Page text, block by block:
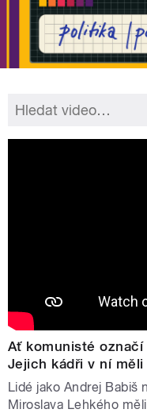
Ať komunisté
Jejich kádři v ní
Lidé jako Andrej Babiš
Miroslava Lehkého